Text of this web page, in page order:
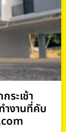
ระเช้า
ำงานที่คับ